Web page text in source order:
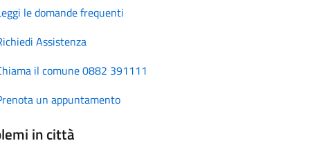
le domande frequenti
Assistenza
il comune 0882 391111
un appuntamento
in città